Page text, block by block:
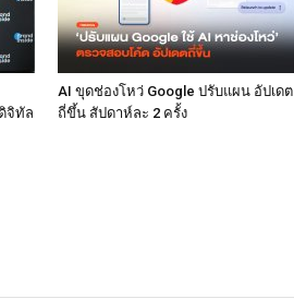
จิทัล
AI ขุดช่องโหว่ Google ปรับแผน อัปเดต
ถี่ขึ้น สัปดาห์ละ 2 ครั้ง